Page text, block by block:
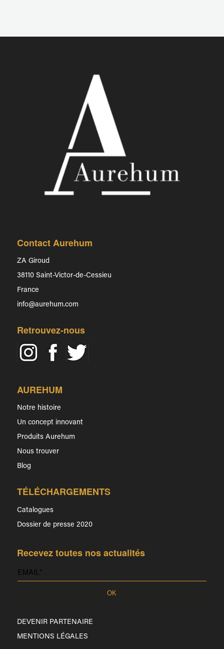
Contact Aurehum
ZA Giroud
38110 Saint-Victor-de-Cessieu
France
info@aurehum.com
Retrouvez-nous
AUREHUM
Notre histoire
Un concept innovant
Produits Aurehum
Nous trouver
Blog
TÉLÉCHARGEMENTS
Catalogues
Dossier de presse 2020
Recevez toutes nos actualités
DEVENIR PARTENAIRE
MENTIONS LÉGALES